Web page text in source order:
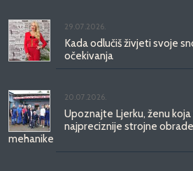
29.07.2026.
Kada odlučiš živjeti svoje
očekivanja
20.07.2026.
Upoznajte Ljerku, ženu
najpreciznije strojne
mehanike